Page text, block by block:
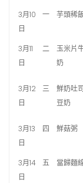
3月10
日
一 芋頭稀
3月11
日
二
玉米片
奶
3月12
日
三
鮮奶吐
豆奶
3月13
日
四 鮮菇粥
3月14
日
五 當歸麵